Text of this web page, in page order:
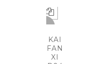
-50%
KAI
FAN
XI